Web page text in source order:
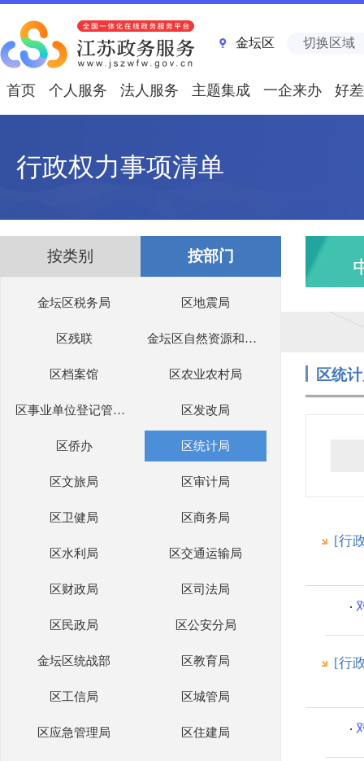
金坛区 切换区域
首页 个人服务 法人服务 主题集成 一企来办 好
行政权力事项清单
按类别 按部门
金坛区税务局 区地震局
区残联 金坛区自然资源和规划局
区档案馆 区农业农村局
区事业单位登记管理局 区发改局
区侨办 区统计局
区文旅局 区审计局
区卫健局 区商务局
区水利局 区交通运输局
区财政局 区司法局
区民政局 区公安分局
金坛区统战部 区教育局
区工信局 区城管局
区应急管理局 区住建局
区统
[行
[行